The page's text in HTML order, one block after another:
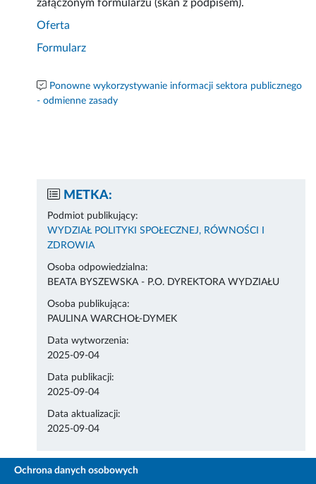
załączonym formularzu (skan z podpisem).
Oferta
Formularz
Ponowne wykorzystywanie informacji sektora publicznego
- odmienne zasady
METKA:
Podmiot publikujący:
WYDZIAŁ POLITYKI SPOŁECZNEJ, RÓWNOŚCI I
ZDROWIA
Osoba odpowiedzialna:
BEATA BYSZEWSKA - P.O. DYREKTORA WYDZIAŁU
Osoba publikująca:
PAULINA WARCHOŁ-DYMEK
Data wytworzenia:
2025-09-04
Data publikacji:
2025-09-04
Data aktualizacji:
2025-09-04
Ochrona danych osobowych